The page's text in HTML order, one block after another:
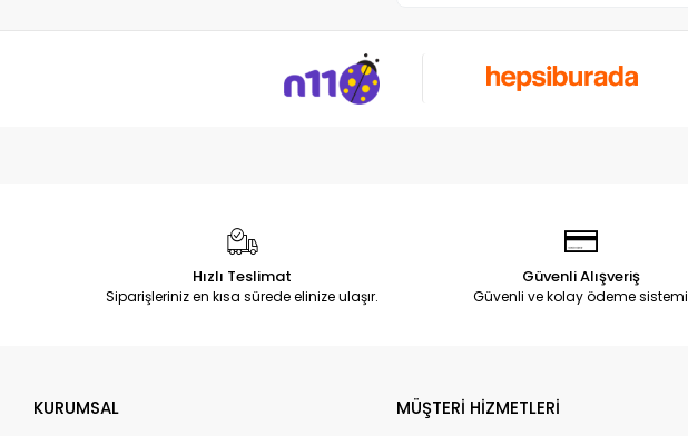
Hızlı Teslimat
Siparişleriniz en kısa sürede elinize ulaşır.
Güvenli Alışveriş
Güvenli ve kolay ödeme sistemi
KURUMSAL MÜŞTERİ HİZMETLERİ